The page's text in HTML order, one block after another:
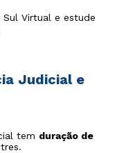
Sul Virtual e estude
Judicial e
tem duração de